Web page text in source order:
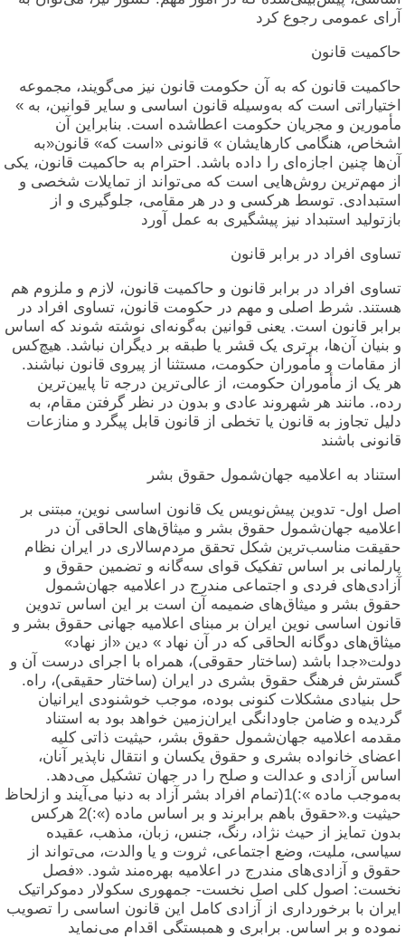
آرای عمومی رجوع کرد
حاکمیت قانون
حاکمیت قانون که به آن حکومت قانون نیز می‌گویند، مجموعه
اختیاراتی است که به‌وسیله قانون اساسی و سایر قوانین، به »
مأمورین و مجریان حکومت اعطاشده است. بنابراین آن
اشخاص، هنگامی کارهایشان » قانونی «است که» قانون«به
آن‌ها چنین اجازه‌ای را داده باشد. احترام به حاکمیت قانون، یکی
از مهم‌ترین روش‌هایی است که می‌تواند از تمایلات شخصی و
استبدادی. توسط هرکسی و در هر مقامی، جلوگیری و از
بازتولید استبداد نیز پیشگیری به عمل آورد
تساوی افراد در برابر قانون
تساوی افراد در برابر قانون و حاکمیت قانون، لازم و ملزوم هم
هستند. شرط اصلی و مهم در حکومت قانون، تساوی افراد در
برابر قانون است. یعنی قوانین به‌گونه‌ای نوشته شوند که اساس
و بنیان آن‌ها، برتری یک قشر یا طبقه بر دیگران نباشد. هیچ‌کس
از مقامات و مأموران حکومت، مستثنا از پیروی قانون نباشند.
هر یک از مأموران حکومت، از عالی‌ترین درجه تا پایین‌ترین
رده،. مانند هر شهروند عادی و بدون در نظر گرفتن مقام، به
دلیل تجاوز به قانون یا تخطی از قانون قابل پیگرد و منازعات
قانونی باشند
استناد به اعلامیه جهان‌شمول حقوق بشر
اصل اول- تدوین پیش‌نویس یک قانون اساسی نوین، مبتنی بر
اعلامیه جهان‌شمول حقوق بشر و میثاق‌های الحاقی آن در
حقیقت مناسب‌ترین شکل تحقق مردم‌سالاری در ایران نظام
پارلمانی بر اساس تفکیک قوای سه‌گانه و تضمین حقوق و
آزادی‌های فردی و اجتماعی مندرج در اعلامیه جهان‌شمول
حقوق بشر و میثاق‌های ضمیمه آن است بر این اساس تدوین
قانون اساسی نوین ایران بر مبنای اعلامیه جهانی حقوق بشر و
میثاق‌های دوگانه الحاقی که در آن نهاد » دین «از نهاد»
دولت«جدا باشد (ساختار حقوقی)، همراه با اجرای درست آن و
گسترش فرهنگ حقوق بشری در ایران (ساختار حقیقی)، راه.
حل بنیادی مشکلات کنونی بوده، موجب خوشنودی ایرانیان
گردیده و ضامن جاودانگی ایران‌زمین خواهد بود به استناد
مقدمه اعلامیه جهان‌شمول حقوق بشر، حیثیت ذاتی کلیه
اعضای خانواده بشری و حقوق یکسان و انتقال ناپذیر آنان،
اساس آزادی و عدالت و صلح را در جهان تشکیل می‌دهد.
به‌موجب ماده »:)1(تمام افراد بشر آزاد به دنیا می‌آیند و ازلحاظ
حیثیت و.«حقوق باهم برابرند و بر اساس ماده (»:)2 هرکس
بدون تمایز از حیث نژاد، رنگ، جنس، زبان، مذهب، عقیده
سیاسی، ملیت، وضع اجتماعی، ثروت و یا والدت، می‌تواند از
حقوق و آزادی‌های مندرج در اعلامیه بهره‌مند شود. «فصل
نخست: اصول کلی اصل نخست- جمهوری سکولار دموکراتیک
ایران با برخورداری از آزادی کامل این قانون اساسی را تصویب
نموده و بر اساس. برابری و همبستگی اقدام می‌نماید